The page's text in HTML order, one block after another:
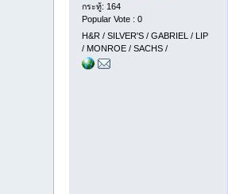
กระทู้: 164
Popular Vote : 0
H&R / SILVER'S / GABRIEL / LIP
/ MONROE / SACHS /